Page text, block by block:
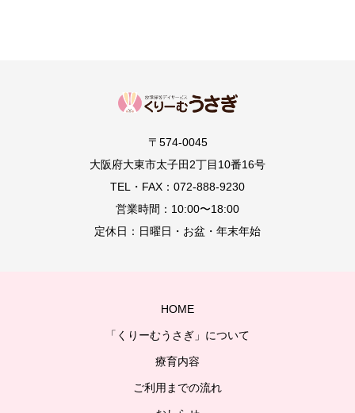
〒574-0045
大阪府大東市太子田2丁目10番16号
TEL・FAX：072-888-9230
営業時間：10:00〜18:00
定休日：日曜日・お盆・年末年始
HOME
「くりーむうさぎ」について
療育内容
ご利用までの流れ